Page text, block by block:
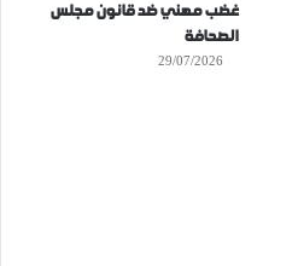
غضب مهني ضد قانون مجلس
الصحافة
29/07/2026